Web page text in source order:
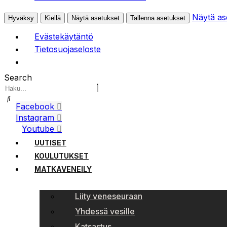
Hyväksy Kiellä Näytä asetukset Tallenna asetukset
Näytä
Evästekäytäntö
Tietosuojaseloste
Search
Facebook
Instagram
Youtube
UUTISET
KOULUTUKSET
MATKAVENEILY
Liity veneseuraan
Yhdessä vesille